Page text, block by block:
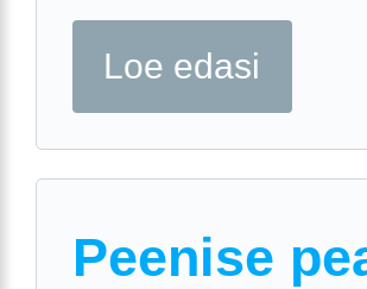
Loe edasi
Peenise